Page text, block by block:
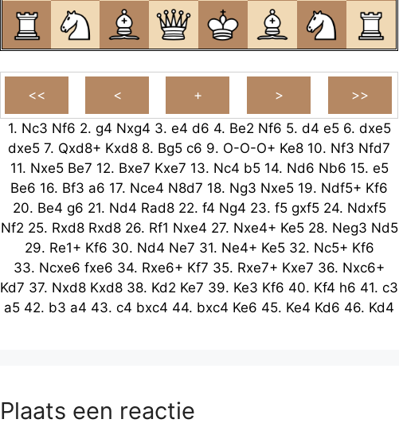
1. Nc3 Nf6 2. g4 Nxg4 3. e4 d6 4. Be2 Nf6 5. d4 e5 6. dxe5
dxe5 7. Qxd8+ Kxd8 8. Bg5 c6 9. O-O-O+ Ke8 10. Nf3 Nfd7
11. Nxe5 Be7 12. Bxe7 Kxe7 13. Nc4 b5 14. Nd6 Nb6 15. e5
Be6 16. Bf3 a6 17. Nce4 N8d7 18. Ng3 Nxe5 19. Ndf5+ Kf6
20. Be4 g6 21. Nd4 Rad8 22. f4 Ng4 23. f5 gxf5 24. Ndxf5
Nf2 25. Rxd8 Rxd8 26. Rf1 Nxe4 27. Nxe4+ Ke5 28. Neg3 Nd5
29. Re1+ Kf6 30. Nd4 Ne7 31. Ne4+ Ke5 32. Nc5+ Kf6
33. Ncxe6 fxe6 34. Rxe6+ Kf7 35. Rxe7+ Kxe7 36. Nxc6+
Kd7 37. Nxd8 Kxd8 38. Kd2 Ke7 39. Ke3 Kf6 40. Kf4 h6 41. c3
a5 42. b3 a4 43. c4 bxc4 44. bxc4 Ke6 45. Ke4 Kd6 46. Kd4
Plaats een reactie